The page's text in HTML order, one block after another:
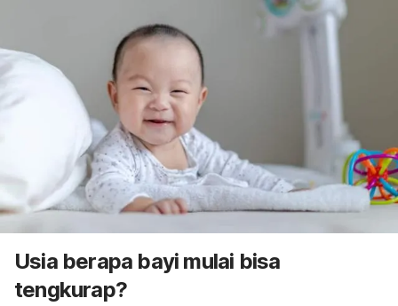
Usia berapa bayi mulai bisa
tengkurap?